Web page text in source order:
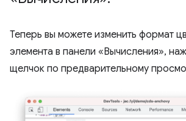
Теперь вы можете изменить формат
элемента в панели «Вычисления»,
щелчок по предварительному